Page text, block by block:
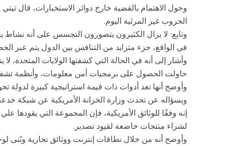
وحول الاهتمام بالقضية خارج دوائر الاستخبارات، قال
الحروب غير المرئية اليوم.
وتابع: لا يزال الكثيرون يتصورون التجسس على أنه
في الواقع، جزء متزايد من التنافس بين الدول يتم عبر
وأشار إلى أنه في الحالة التي كشفتها الولايات المتحدة، لا
حاولت الحصول على برمجيات أمن معلومات، وأنظمة
وأوضح أنها تعد أدوات ذات قيمة استراتيجية كبيرة
وبسؤاله عن تحدث وزارة الخزانة الأمريكية عن شبكة
إنه وفقًا للوثائق الأمريكية، فإن المجموعة التي
لشراء منتجات خاضعة لقيود تصدير.
وأوضح أنه من خلال نطاقات إنترنت ووثائق تجارية وبُنى